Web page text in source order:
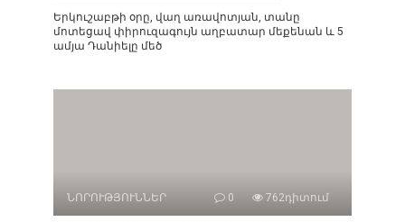
Երկուշաբթի օրը, վաղ առավոտյան, տանը
մոտեցավ փիրուզագույն աղբատար մեքենան և 5
ամյա Դանիելը մեծ
ՆՈՐՈՒԹՅՈՒՆՆԵՐ 0 762դիտում